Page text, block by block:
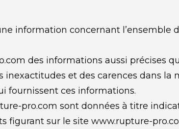
information concernant l’ensemble
des informations aussi précises
et des carences dans la
fournissent ces informations.
pro.com sont données à titre
figurant sur le site www.rupture-